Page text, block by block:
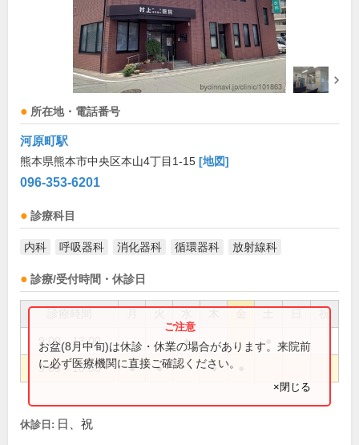
所在地・電話番号
河原町駅
熊本県熊本市中央区本山4丁目1-15 [地図]
096-353-6201
診療科目
内科 呼吸器科 消化器科 循環器科 放射線科
診療/受付時間・休診日
祝
9:00～13:00 ●
9:00～18:30 ● ● ●
お盆(8月中旬)は休診・休業の場合があります。来院前
に必ず医療機関に直接ご確認ください。
×閉じる
休診日: 日、祝